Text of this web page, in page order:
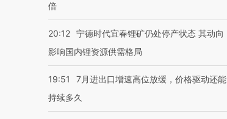
倍
20:12 宁德时代宜春锂矿仍处停产状态 其动向
影响国内锂资源供需格局
19:51
7月进出口增速高位放缓，价格驱动还能
持续多久